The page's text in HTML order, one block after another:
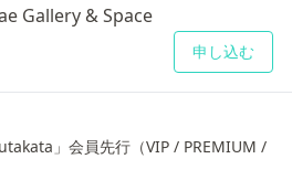
Gallery & Space
申し込む
」会員先行（VIP / PREMIUM /